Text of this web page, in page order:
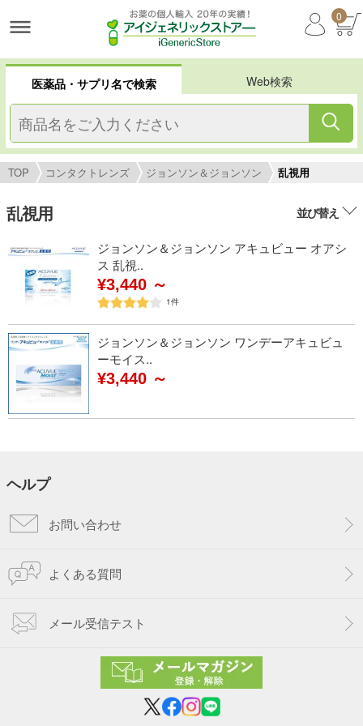
0
医薬品・サプリ名で検索 Web検索
TOP コンタクトレンズ ジョンソン＆ジョンソン 乱視用
乱視用 並び替え
ジョンソン＆ジョンソン アキュビュー オアシ
ス 乱視..
¥3,440 ～
1件
ジョンソン＆ジョンソン ワンデーアキュビュ
ーモイス..
¥3,440 ～
ヘルプ
お問い合わせ
よくある質問
メール受信テスト